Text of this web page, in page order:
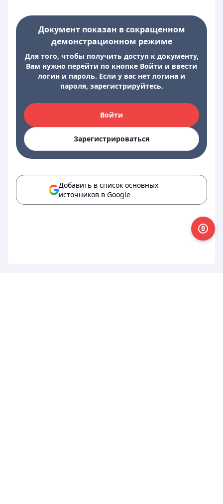
Документ показан в сокращенном
демонстрационном режиме
Для того, чтобы получить доступ к документу,
Вам нужно перейти по кнопке Войти и ввести
логин и пароль. Если у вас нет логина и
пароля, зарегистрируйтесь.
Войти
Зарегистрироваться
Добавить в список основных
источников в Google